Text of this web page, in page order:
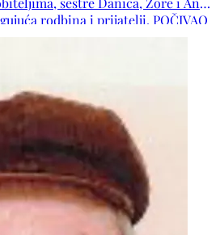
rodbina i prijatelji. POČIVAO